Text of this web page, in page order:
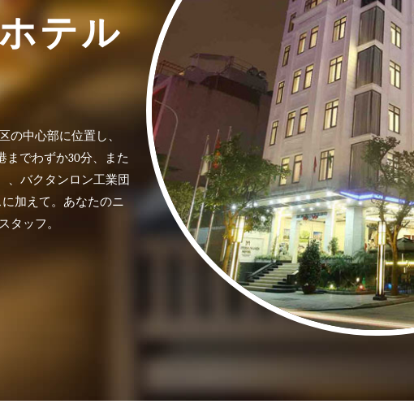
テル
中心部に位置し、
までわずか30分、また
、バクタンロン工業団
加えて。あなたのニ
タッフ。